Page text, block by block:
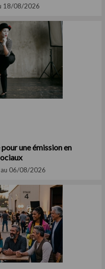
18/08/2026
une émission en
06/08/2026